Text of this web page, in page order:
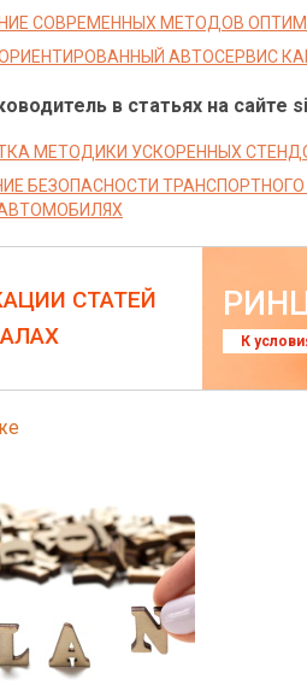
СОВРЕМЕННЫХ МЕТОДОВ
АВТОСЕРВИС
в статьях на сайте
МЕТОДИКИ УСКОРЕННЫХ
БЕЗОПАСНОСТИ
СТАТЕЙ
К